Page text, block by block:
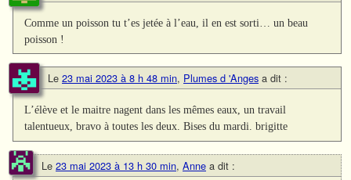
Comme un poisson tu t’es jetée à l’eau, il en est sorti… un beau
poisson !
Le 23 mai 2023 à 8 h 48 min, Plumes d 'Anges a dit :
L’élève et le maitre nagent dans les mêmes eaux, un travail
talentueux, bravo à toutes les deux. Bises du mardi. brigitte
Le 23 mai 2023 à 13 h 30 min, Anne a dit :